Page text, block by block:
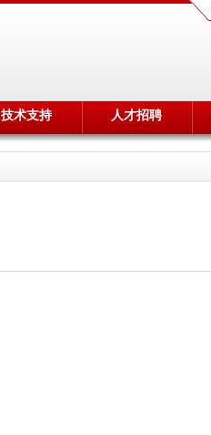
技术支持 人才招聘